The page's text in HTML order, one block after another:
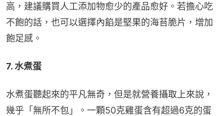
高，建議購買人工添加物愈少的產品愈好。若擔心吃
不飽的話，也可以選擇內餡是堅果的海苔脆片，增加
飽足感。
7. 水煮蛋
水煮蛋聽起來的平凡無奇，但是就營養攝取上來說，
幾乎「無所不包」。一顆50克雞蛋含有超過6克的蛋